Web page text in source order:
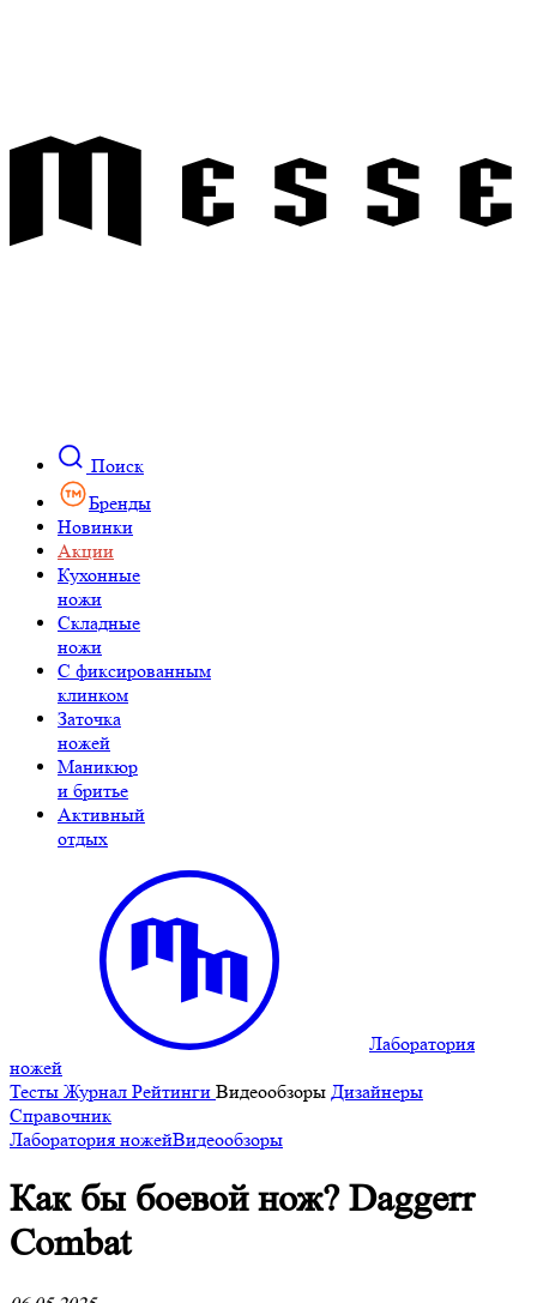
Поиск
Бренды
Новинки
Акции
Кухонные
ножи
Складные
ножи
C фиксированным
клинком
Заточка
ножей
Маникюр
и бритье
Активный
отдых
Лаборатория
ножей
Тесты Журнал Рейтинги Видеообзоры Дизайнеры
Справочник
Лаборатория ножейВидеообзоры
Как бы боевой нож? Daggerr
Combat